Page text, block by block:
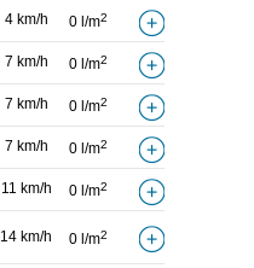
4 km/h 0 l/m2
7 km/h 0 l/m2
7 km/h 0 l/m2
7 km/h 0 l/m2
11 km/h 0 l/m2
14 km/h 0 l/m2